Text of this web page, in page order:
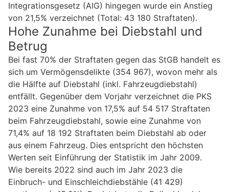
Integrationsgesetz (AIG) hingegen wurde ein Anstieg
von 21,5% verzeichnet (Total: 43 180 Straftaten).
Hohe Zunahme bei Diebstahl und
Betrug
Bei fast 70% der Straftaten gegen das StGB handelt es
sich um Vermögensdelikte (354 967), wovon mehr als
die Hälfte auf Diebstahl (inkl. Fahrzeugdiebstahl)
entfällt. Gegenüber dem Vorjahr verzeichnet die PKS
2023 eine Zunahme von 17,5% auf 54 517 Straftaten
beim Fahrzeugdiebstahl, sowie eine Zunahme von
71,4% auf 18 192 Straftaten beim Diebstahl ab oder
aus einem Fahrzeug. Dies entspricht den höchsten
Werten seit Einführung der Statistik im Jahr 2009.
Wie bereits 2022 sind auch im Jahr 2023 die
Einbruch- und Einschleichdiebstähle (41 429)